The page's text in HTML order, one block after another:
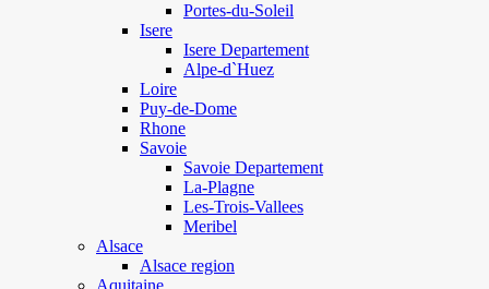
Portes-du-Soleil
Isere
Isere Departement
Alpe-d`Huez
Loire
Puy-de-Dome
Rhone
Savoie
Savoie Departement
La-Plagne
Les-Trois-Vallees
Meribel
Alsace
Alsace region
Aquitaine